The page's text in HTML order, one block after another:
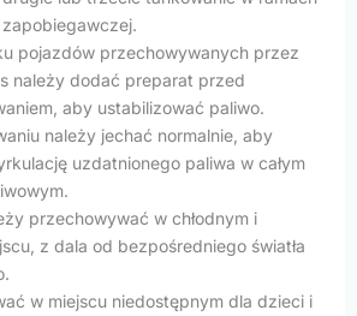
pojazdów przechowywanych przez
należy dodać preparat przed
aby ustabilizować paliwo.
należy jechać normalnie, aby
uzdatnionego paliwa w całym
przechowywać w chłodnym i
z dala od bezpośredniego światła
w miejscu niedostępnym dla dzieci i